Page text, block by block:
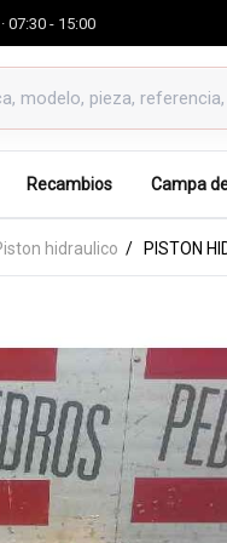
07:30 - 15:00
Recambios Campa
hidraulico PISTON